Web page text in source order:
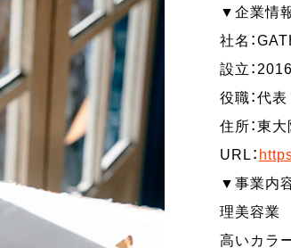
▼企業情
社名：
設立：
役職：代表
住所：東
URL：
▼事業内
理美容業
高いカラ